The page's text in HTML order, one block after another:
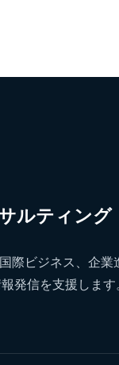
ルティング
際ビジネス、企業
発信を支援します